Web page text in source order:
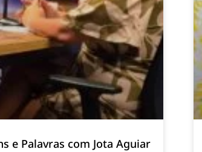
e Palavras com Jota Aguiar